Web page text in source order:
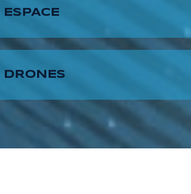
8
9
ESPACE
DRONES